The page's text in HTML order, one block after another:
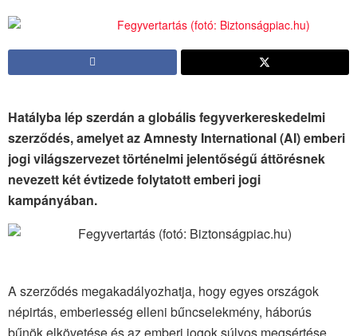
Hatályba lép szerdán a globális fegyverkereskedelmi
szerződés, amelyet az Amnesty International (AI) emberi
jogi világszervezet történelmi jelentőségű áttörésnek
nevezett két évtizede folytatott emberi jogi
kampányában.
A szerződés megakadályozhatja, hogy egyes országok
népirtás, emberiesség elleni bűncselekmény, háborús